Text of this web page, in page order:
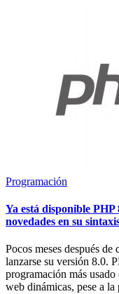
Programación
Ya está disponible
novedades en su
Pocos meses después
lanzarse su versión 8.0.
programación más
web dinámicas, pese a la